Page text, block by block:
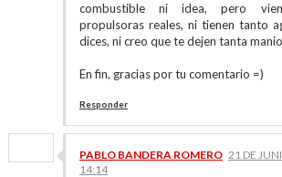
combustible ni idea, pero
propulsoras reales, ni tienen tanto
dices, ni creo que te dejen tanta
En fin, gracias por tu comentario =)
Responder
PABLO BANDERA ROMERO 21 DE
14:14